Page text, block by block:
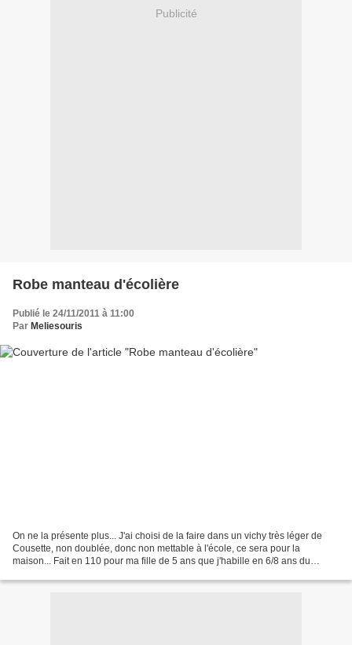
Publicité
Robe manteau d'écolière
Publié le 24/11/2011 à 11:00
Par Meliesouris
On ne la présente plus... J'ai choisi de la faire dans un vichy très léger de
Cousette, non doublée, donc non mettable à l'école, ce sera pour la
maison... Fait en 110 pour ma fille de 5 ans que j'habille en 6/8 ans du